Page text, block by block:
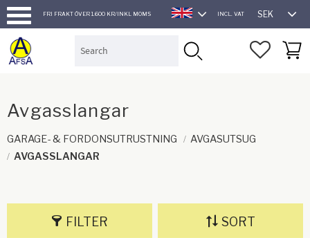
Menu
FRI FRAKT ÖVER 1.600 KR/INKL MOMS
ENGLISH
INCL. VAT SEK
Avgasslangar
GARAGE- & FORDONSUTRUSTNING
AVGASUTSUG
AVGASSLANGAR
FILTER SORT